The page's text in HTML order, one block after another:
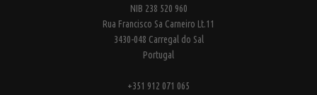
NIB 238 520 960
Rua Francisco Sa Carneiro Lt.11
3430-048 Carregal do Sal
Portugal
+351 912 071 065